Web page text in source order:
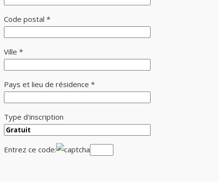
Code postal *
Ville *
Pays et lieu de résidence *
Type d'inscription
Entrez ce code: